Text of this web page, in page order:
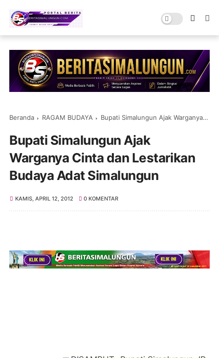
Beranda RAGAM BUDAYA Bupati Simalungun Ajak Warganya Cinta dan Lestarikan Budaya Adat Simalungun
Bupati Simalungun Ajak
Warganya Cinta dan Lestarikan
Budaya Adat Simalungun
KAMIS, APRIL 12, 2012 0 KOMENTAR